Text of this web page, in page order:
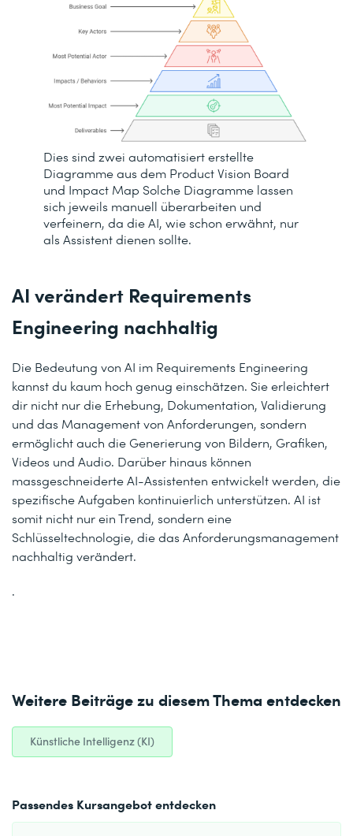
Dies sind zwei automatisiert erstellte
Diagramme aus dem Product Vision Board
und Impact Map Solche Diagramme lassen
sich jeweils manuell überarbeiten und
verfeinern, da die AI, wie schon erwähnt, nur
als Assistent dienen sollte.
AI verändert Requirements
Engineering nachhaltig
Die Bedeutung von AI im Requirements Engineering
kannst du kaum hoch genug einschätzen. Sie erleichtert
dir nicht nur die Erhebung, Dokumentation, Validierung
und das Management von Anforderungen, sondern
ermöglicht auch die Generierung von Bildern, Grafiken,
Videos und Audio. Darüber hinaus können
massgeschneiderte AI-Assistenten entwickelt werden, die
spezifische Aufgaben kontinuierlich unterstützen. AI ist
somit nicht nur ein Trend, sondern eine
Schlüsseltechnologie, die das Anforderungsmanagement
nachhaltig verändert.
.
Weitere Beiträge zu diesem Thema entdecken
Künstliche Intelligenz (KI)
Passendes Kursangebot entdecken